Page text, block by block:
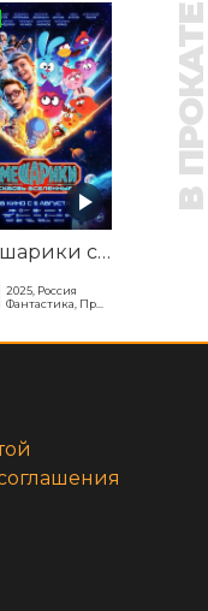
Смешарики сквозь вселенные
2025, Россия
В